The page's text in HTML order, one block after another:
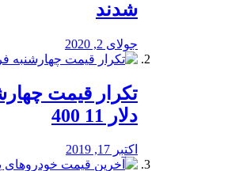
شدند
جولای 2, 2020
تکرار قیمت
دلار 11 400
اکتبر 17, 2019